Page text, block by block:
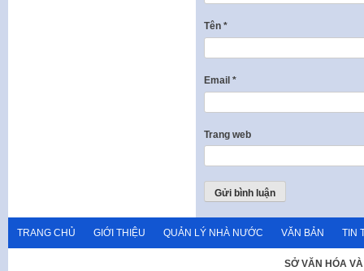
Tên *
Email *
Trang web
TRANG CHỦ GIỚI THIỆU QUẢN LÝ NHÀ NƯỚC VĂN BẢN TIN
SỞ VĂN HÓA